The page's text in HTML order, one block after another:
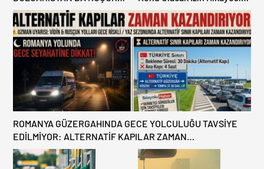
HATA, ARACINA 6 AY EL
KONULMASINA YOL AÇTI
Benzinlikte Eşini Unuttu!
ROMANYA GÜZERGAHINDA GECE YOLCULUĞU TAVSİYE
EDİLMİYOR: ALTERNATİF KAPILAR ZAMAN
KAZANDIRIYOR!